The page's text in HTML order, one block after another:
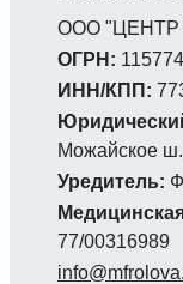
ООО
ОГРН:
ИНН/КПП:
Можайское
Уредитель:
77/00316989